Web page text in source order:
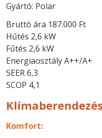
Gyártó: Polar
Bruttó ára 187.000 Ft
Hűtés 2,6 kW
Fűtés 2,6 kW
Energiaosztály A++/A+
SEER 6,3
SCOP 4,1
Komfort: